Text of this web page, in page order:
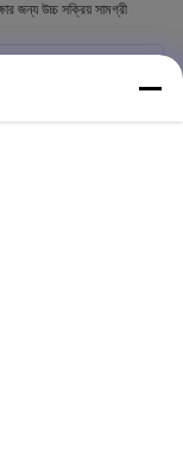
জন্য উচ্চ সক্রিয় সামগ্রী